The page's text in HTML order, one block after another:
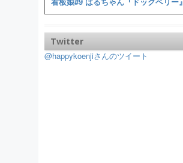
Twitter
@happykoenjiさんのツイート